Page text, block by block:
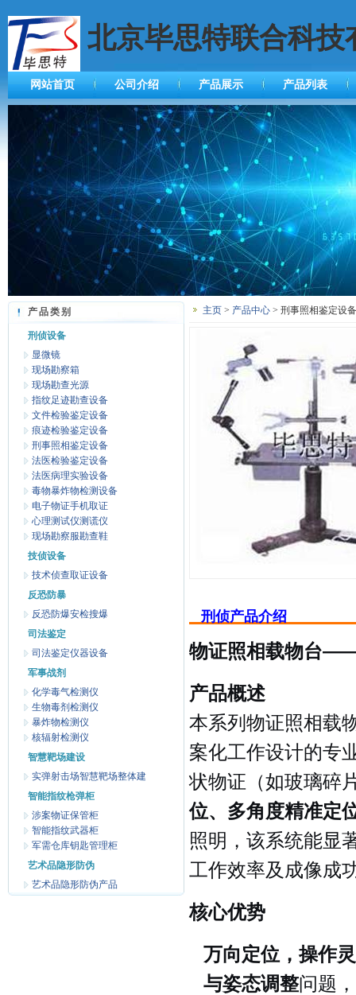
北京毕思特联合科技
网站首页 公司介绍 产品展示 产品列表
产品类别
刑侦设备
显微镜
现场勘察箱
现场勘查光源
指纹足迹勘查设备
文件检验鉴定设备
痕迹检验鉴定设备
刑事照相鉴定设备
法医检验鉴定设备
法医病理实验设备
毒物暴炸物检测设备
电子物证手机取证
心理测试仪测谎仪
现场勘察服勘查鞋
技侦设备
技术侦查取证设备
反恐防暴
反恐防爆安检搜爆
司法鉴定
司法鉴定仪器设备
军事战剂
化学毒气检测仪
生物毒剂检测仪
暴炸物检测仪
核辐射检测仪
智慧靶场建设
实弹射击场智慧靶场整体建
智能指纹枪弹柜
涉案物证保管柜
智能指纹武器柜
军需仓库钥匙管理柜
艺术品隐形防伪
艺术品隐形防伪产品
主页 > 产品中心 > 刑事照相鉴定设
刑侦产品介绍
物证照相载物台——
产品概述
本系列物证照相载
案化工作设计的专
状物证（如玻璃碎
位、多角度精准定
照明，该系统能显
工作效率及成像成
核心优势
万向定位，操作
与姿态调整问题